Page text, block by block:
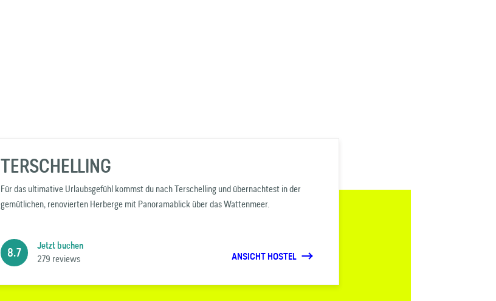
TERSCHELLING
Für das ultimative Urlaubsgefühl kommst du nach Terschelling und übernachtest in der
gemütlichen, renovierten Herberge mit Panoramablick über das Wattenmeer.
8.7
Jetzt buchen
279 reviews ANSICHT HOSTEL